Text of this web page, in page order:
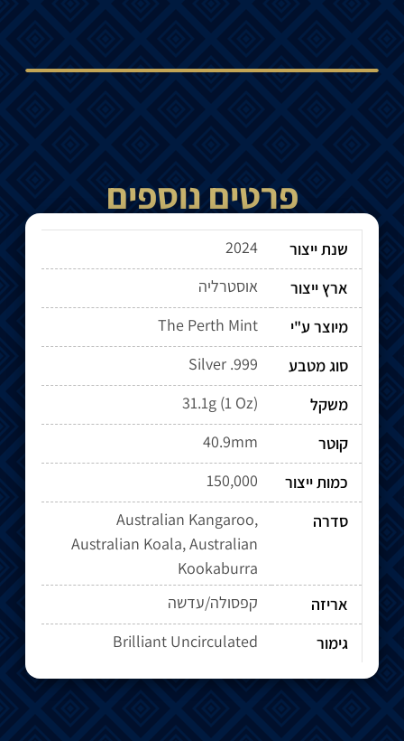
פרטים נוספים
שנת ייצור
2024
ארץ ייצור
אוסטרליה
מיוצר ע"י
The Perth Mint
סוג מטבע
Silver .999
משקל
31.1g (1 Oz)
קוטר
40.9mm
כמות ייצור
150,000
סדרה
Australian Kangaroo,
Australian Koala, Australian
Kookaburra
אריזה
קפסולה/עדשה
גימור
Brilliant Uncirculated